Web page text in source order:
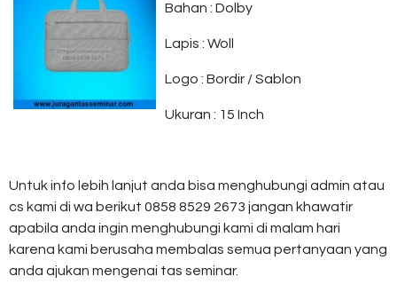
Bahan : Dolby
Lapis : Woll
Logo : Bordir / Sablon
Ukuran : 15 Inch
Untuk info lebih lanjut anda bisa menghubungi admin atau
cs kami di wa berikut 0858 8529 2673 jangan khawatir
apabila anda ingin menghubungi kami di malam hari
karena kami berusaha membalas semua pertanyaan yang
anda ajukan mengenai tas seminar.